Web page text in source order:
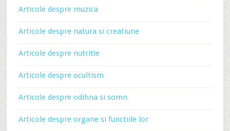
Articole despre muzica
Articole despre natura si creatiune
Articole despre nutritie
Articole despre ocultism
Articole despre odihna si somn
Articole despre organe si functiile lor